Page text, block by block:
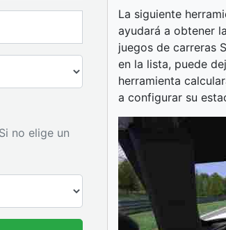
no elige un
La siguiente
ayudará a obtener
juegos de carreras
en la lista, puede
herramienta
a configurar su